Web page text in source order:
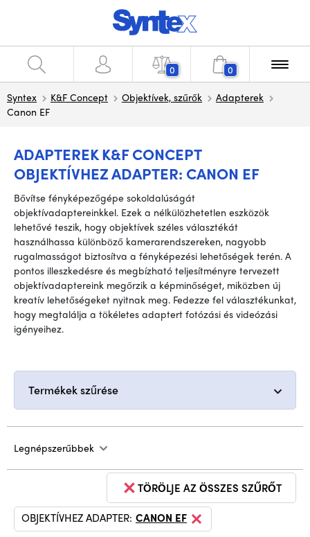
0 0
Syntex K&F Concept Objektívek, szűrők
Adapterek
Canon EF
ADAPTEREK K&F CONCEPT
OBJEKTÍVHEZ ADAPTER: CANON EF
Bővítse fényképezőgépe sokoldalúságát
objektívadaptereinkkel. Ezek a nélkülözhetetlen eszközök
lehetővé teszik, hogy objektívek széles választékát
használhassa különböző kamerarendszereken, nagyobb
rugalmasságot biztosítva a fényképezési lehetőségek terén. A
pontos illeszkedésre és megbízható teljesítményre tervezett
objektívadaptereink megőrzik a képminőséget, miközben új
kreatív lehetőségeket nyitnak meg. Fedezze fel választékunkat,
hogy megtalálja a tökéletes adaptert fotózási és videózási
igényeihez.
Termékek szűrése
Legnépszerűbbek
TÖRÖLJE AZ ÖSSZES SZŰRŐT
OBJEKTÍVHEZ ADAPTER: CANON EF